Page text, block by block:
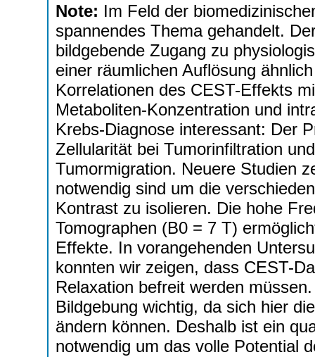
Note: Im Feld der
spannendes Thema gehandelt.
bildgebende Zugang zu
einer räumlichen Auflösung
Korrelationen des CEST-Effekts
Metaboliten-Konzentration und
Krebs-Diagnose interessant: Der
Zellularität bei Tumorinfiltration
Tumormigration. Neuere Studien
notwendig sind um die
Kontrast zu isolieren. Die hohe
Tomographen (B0 = 7 T)
Effekte. In vorangehenden
konnten wir zeigen, dass CEST-
Relaxation befreit werden
Bildgebung wichtig, da sich hier
ändern können. Deshalb ist ein
notwendig um das volle Potential